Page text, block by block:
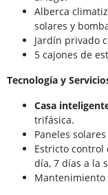
Alberca
solares y
Jardín privado
5 cajones de
Tecnología y
Casa
trifásica.
Paneles
Estricto control
día, 7 días a la
Mantenimiento